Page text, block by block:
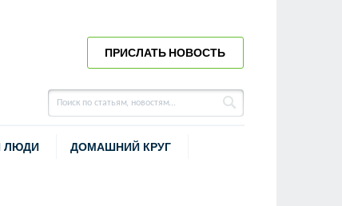
ПРИСЛАТЬ НОВОСТЬ
ЛЮДИ ДОМАШНИЙ КРУГ